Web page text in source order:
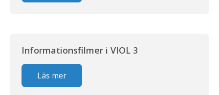
Informationsfilmer i VIOL 3
Läs mer